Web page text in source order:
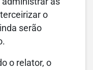
o
serão
o relator, o